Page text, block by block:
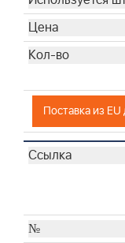
Поставка из